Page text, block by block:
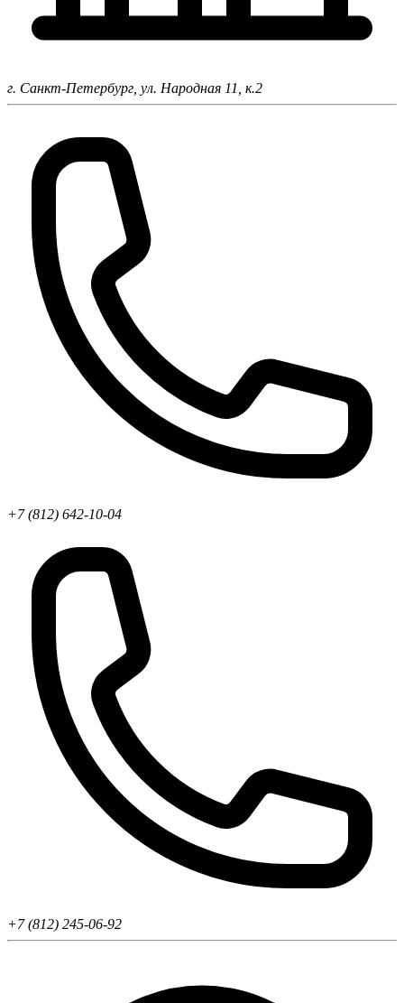
г. Санкт-Петербург, ул. Народная 11, к.2
+7 (812) 642-10-04
+7 (812) 245-06-92